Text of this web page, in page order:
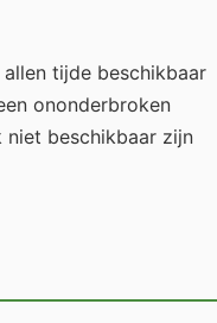
tijde beschikbaar
ononderbroken
beschikbaar zijn